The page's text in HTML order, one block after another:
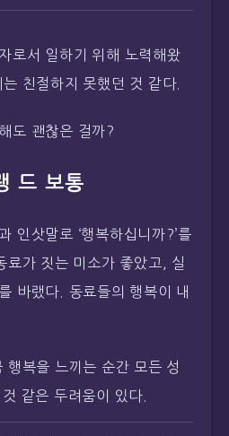
로서 일하기 위해 노력해왔
친절하지 못했던 것 같다.
도 괜찮은 걸까?
드 보통
인삿말로 ‘행복하십니까?’를
료가 짓는 미소가 좋았고, 실
바랬다. 동료들의 행복이 내
행복을 느끼는 순간 모든 성
같은 두려움이 있다.